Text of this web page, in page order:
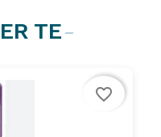
TE
favorite_border